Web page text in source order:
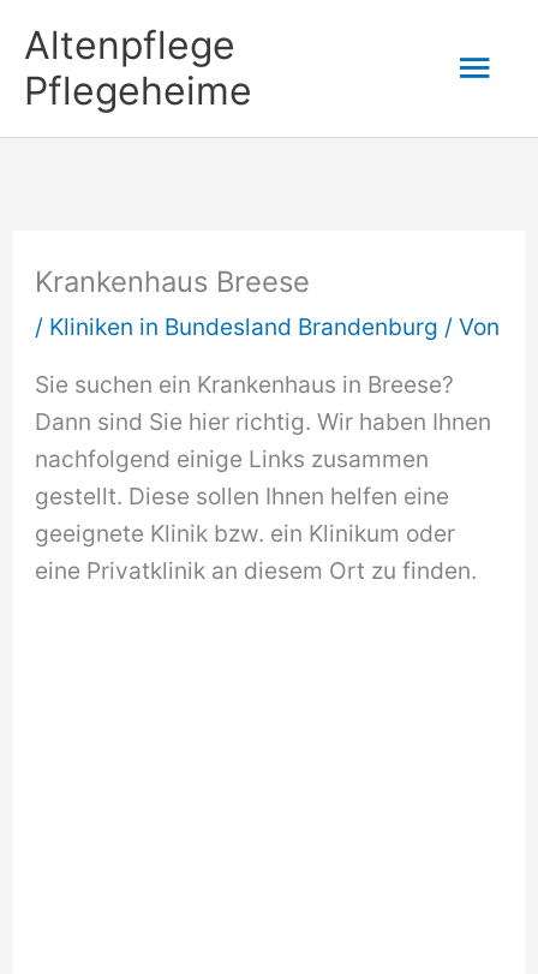
Inhalt
springen
Altenpflege
Pflegeheime
Krankenhaus Breese
/ Kliniken in Bundesland Brandenburg / Von
Sie suchen ein Krankenhaus in Breese?
Dann sind Sie hier richtig. Wir haben Ihnen
nachfolgend einige Links zusammen
gestellt. Diese sollen Ihnen helfen eine
geeignete Klinik bzw. ein Klinikum oder
eine Privatklinik an diesem Ort zu finden.